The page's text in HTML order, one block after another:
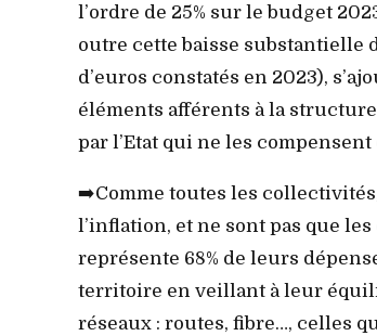
l’ordre de 25% sur le budget
outre cette baisse substantielle
d’euros constatés en 2023),
éléments afférents à la
par l’Etat qui ne les
➡️Comme toutes les
l’inflation, et ne sont pas que
représente 68% de leurs
territoire en veillant à leur
réseaux : routes, fibre…, celles